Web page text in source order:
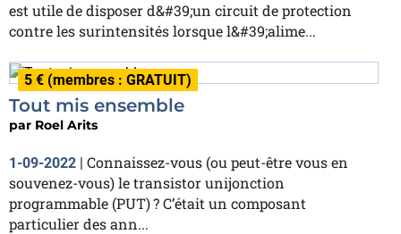
est utile de disposer d&#39;un circuit de protection
contre les surintensités lorsque l&#39;alime...
5 € (membres : GRATUIT)
Tout mis ensemble
par Roel Arits
1-09-2022 | Connaissez-vous (ou peut-être vous en
souvenez-vous) le transistor unijonction
programmable (PUT) ? C’était un composant
particulier des ann...